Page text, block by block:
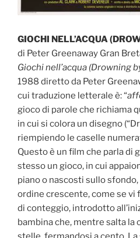
GIOCHI NELL’ACQUA
di Peter Greenaway Gran
Giochi nell’acqua (Drowning
1988 diretto da Peter
cui traduzione letterale è: “
gioco di parole che richiama
in cui si colora un disegno
riempiendo le caselle
Questo è un film che parla di
stesso un gioco, in cui
piano o nascosti sullo sfondo,
ordine crescente, come se vi
di conteggio, introdotto
bambina che, mentre salta la